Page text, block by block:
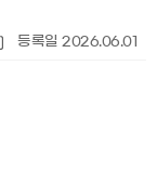
등록일 2026.06.01